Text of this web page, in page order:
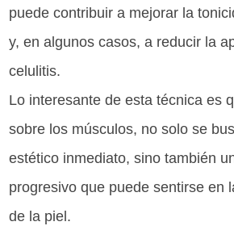
puede contribuir a mejorar la
y, en algunos casos, a reducir la
celulitis.
Lo interesante de esta técnica es
sobre los músculos, no solo se
estético inmediato, sino también
progresivo que puede sentirse en
de la piel.